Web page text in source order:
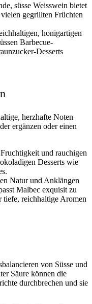
süsse Weisswein bietet
gegrillten Früchten
honigartigen
Barbecue-
Desserts
herzhafte Noten
ergänzen oder einen
und rauchigen
Desserts wie
Natur und Anklängen
Malbec exquisit zu
tiefe, reichhaltige Aromen
von Süsse und
Säure können die
durchbrechen und sie